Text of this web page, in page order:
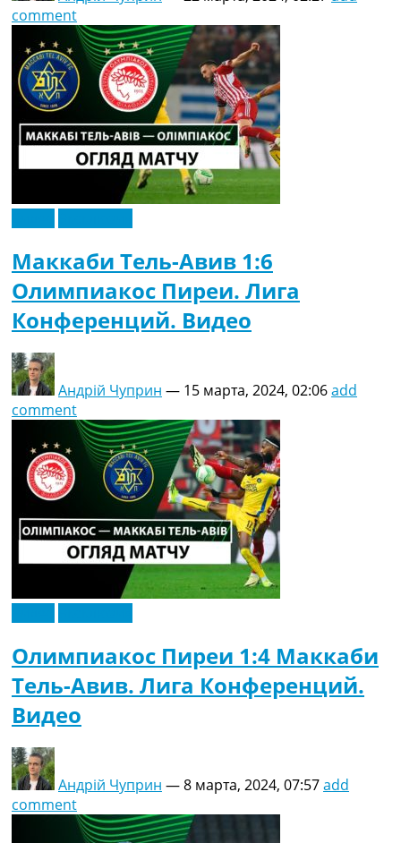
comment
Маккаби Тель-Авив 1:6
Олимпиакос Пиреи. Лига
Конференций. Видео
Андрій Чуприн — 15 марта, 2024, 02:06add
comment
Олимпиакос Пиреи 1:4 Маккаби
Тель-Авив. Лига Конференций.
Видео
Андрій Чуприн —8 марта, 2024, 07:57add
comment